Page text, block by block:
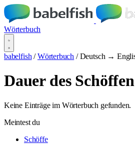
Wörterbuch
babelfish / Wörterbuch / Deutsch →
Dauer des
Keine Einträge im Wörterbuch gefunden.
Meintest du
Schöffe